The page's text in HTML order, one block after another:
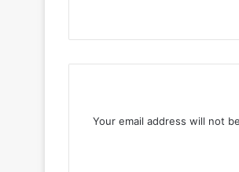
Your email address will not